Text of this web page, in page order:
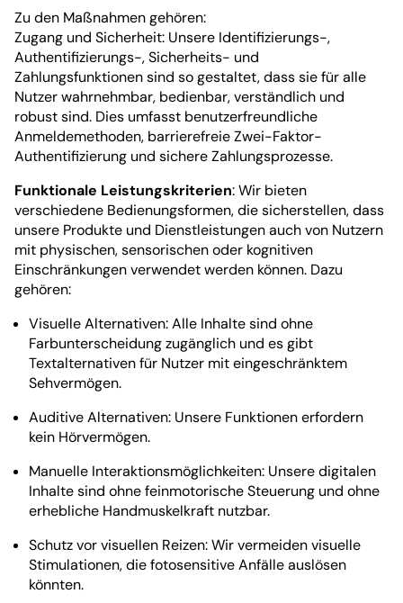
Zu den Maßnahmen gehören:
Zugang und Sicherheit: Unsere Identifizierungs-,
Authentifizierungs-, Sicherheits- und
Zahlungsfunktionen sind so gestaltet, dass sie für alle
Nutzer wahrnehmbar, bedienbar, verständlich und
robust sind. Dies umfasst benutzerfreundliche
Anmeldemethoden, barrierefreie Zwei-Faktor-
Authentifizierung und sichere Zahlungsprozesse.
Funktionale Leistungskriterien: Wir bieten
verschiedene Bedienungsformen, die sicherstellen, dass
unsere Produkte und Dienstleistungen auch von Nutzern
mit physischen, sensorischen oder kognitiven
Einschränkungen verwendet werden können. Dazu
gehören:
Visuelle Alternativen: Alle Inhalte sind ohne
Farbunterscheidung zugänglich und es gibt
Textalternativen für Nutzer mit eingeschränktem
Sehvermögen.
Auditive Alternativen: Unsere Funktionen erfordern
kein Hörvermögen.
Manuelle Interaktionsmöglichkeiten: Unsere digitalen
Inhalte sind ohne feinmotorische Steuerung und ohne
erhebliche Handmuskelkraft nutzbar.
Schutz vor visuellen Reizen: Wir vermeiden visuelle
Stimulationen, die fotosensitive Anfälle auslösen
könnten.